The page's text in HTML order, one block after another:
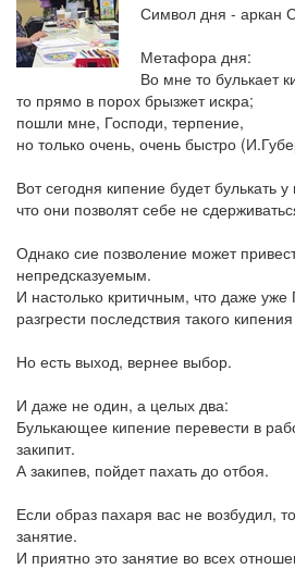
Символ дня - аркан
Метафора дня:
Во мне то булькает
то прямо в порох брызжет искра;
пошли мне, Господи, терпение,
но только очень, очень быстро
Вот сегодня кипение будет булькать
что они позволят себе не
Однако сие позволение может
непредсказуемым.
И настолько критичным, что даже
разгрести последствия такого кипения
Но есть выход, вернее выбор.
И даже не один, а целых два:
Булькающее кипение перевести в
закипит.
А закипев, пойдет пахать до отбоя.
Если образ пахаря вас не возбудил,
занятие.
И приятно это занятие во всех